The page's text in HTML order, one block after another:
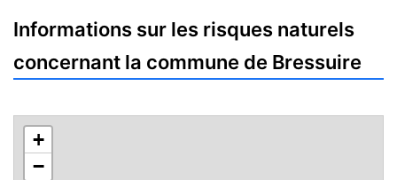
Informations sur les risques naturels
concernant la commune de Bressuire
+
−